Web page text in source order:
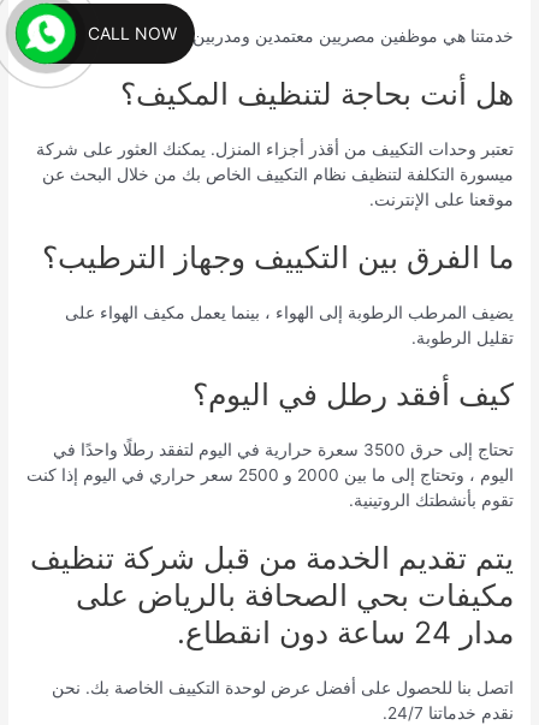
خدمتنا هي موظفين مصريين معتمدين ومدربين تدريباً جيداً.
هل أنت بحاجة لتنظيف المكيف؟
تعتبر وحدات التكييف من أقذر أجزاء المنزل. يمكنك العثور على شركة
ميسورة التكلفة لتنظيف نظام التكييف الخاص بك من خلال البحث عن
موقعنا على الإنترنت.
ما الفرق بين التكييف وجهاز الترطيب؟
يضيف المرطب الرطوبة إلى الهواء ، بينما يعمل مكيف الهواء على
تقليل الرطوبة.
كيف أفقد رطل في اليوم؟
تحتاج إلى حرق 3500 سعرة حرارية في اليوم لتفقد رطلًا واحدًا في
اليوم ، وتحتاج إلى ما بين 2000 و 2500 سعر حراري في اليوم إذا كنت
تقوم بأنشطتك الروتينية.
يتم تقديم الخدمة من قبل شركة تنظيف
مكيفات بحي الصحافة بالرياض على
مدار 24 ساعة دون انقطاع.
اتصل بنا للحصول على أفضل عرض لوحدة التكييف الخاصة بك. نحن
نقدم خدماتنا 24/7.
CALL NOW